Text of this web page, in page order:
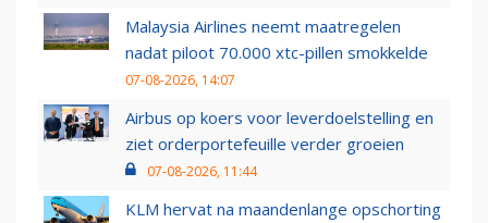
Malaysia Airlines neemt maatregelen
nadat piloot 70.000 xtc-pillen smokkelde
07-08-2026, 14:07
Airbus op koers voor leverdoelstelling en
ziet orderportefeuille verder groeien
07-08-2026, 11:44
KLM hervat na maandenlange opschorting